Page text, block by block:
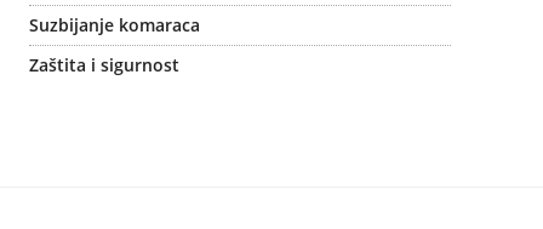
Suzbijanje komaraca
Zaštita i sigurnost